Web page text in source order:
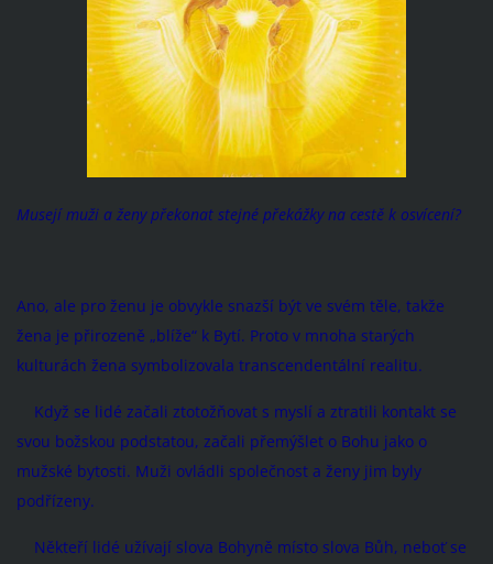
Musejí muži a ženy překonat stejné překážky na cestě k osvícení?
Ano, ale pro ženu je obvykle snazší být ve svém těle, takže
žena je přirozeně „blíže“ k Bytí. Proto v mnoha starých
kulturách žena symbolizovala transcendentální realitu.
Když se lidé začali ztotožňovat s myslí a ztratili kontakt se
svou božskou podstatou, začali přemýšlet o Bohu jako o
mužské bytosti. Muži ovládli společnost a ženy jim byly
podřízeny.
Někteří lidé užívají slova Bohyně místo slova Bůh, neboť se